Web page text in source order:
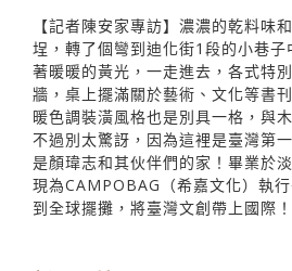
在大稻埕做的蠢事與擺攤人生
【記者陳安家專訪】濃濃的乾料味
埕，轉了個彎到迪化街1段的小巷子
著暖暖的黃光，一走進去，各式特
牆，桌上擺滿關於藝術、文化等書
暖色調裝潢風格也是別具一格，與
不過別太驚訝，因為這裡是臺灣第
是顏瑋志和其伙伴們的家！畢業於
現為CAMPOBAG（希嘉文化）執行